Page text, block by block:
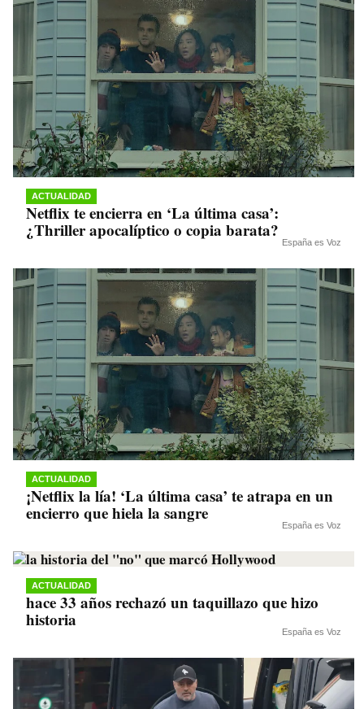
ACTUALIDAD
Netflix te encierra en ‘La última casa’:
¿Thriller apocalíptico o copia barata?
España es Voz
ACTUALIDAD
¡Netflix la lía! ‘La última casa’ te atrapa en un
encierro que hiela la sangre
España es Voz
ACTUALIDAD
hace 33 años rechazó un taquillazo que hizo
historia
España es Voz